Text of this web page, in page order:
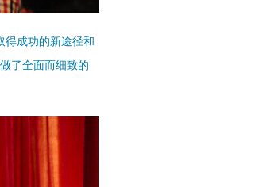
得成功的新途径和
了全面而细致的